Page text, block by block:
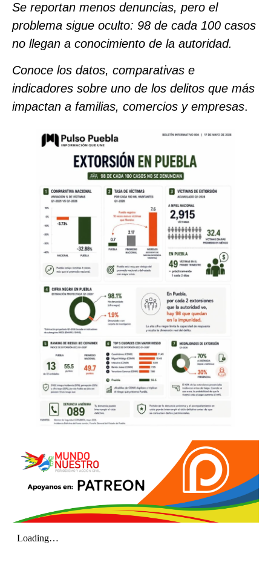
Se reportan menos denuncias, pero el
problema sigue oculto: 98 de cada 100 casos
no llegan a conocimiento de la autoridad.
Conoce los datos, comparativas e
indicadores sobre uno de los delitos que más
impactan a familias, comercios y empresas.